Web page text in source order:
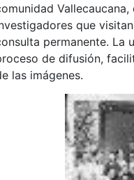
que
permanente. La
de difusión,
las imágenes.